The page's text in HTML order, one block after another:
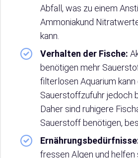
Abfall, was zu einem
Ammoniakund
kann.
Verhalten der Fische:
benötigen mehr
filterlosen Aquarium kann
Sauerstoffzufuhr jedoch
Daher sind ruhigere
Sauerstoff benötigen,
fressen Algen und helfen